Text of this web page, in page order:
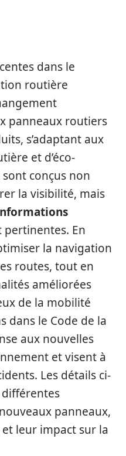
dans le
routière
panneaux routiers
s’adaptant aux
et d’éco-
conçus non
la visibilité, mais
pertinentes. En
la navigation
routes, tout en
améliorées
de la mobilité
dans le Code de la
aux nouvelles
et visent à
Les détails ci-
panneaux,
leur impact sur la